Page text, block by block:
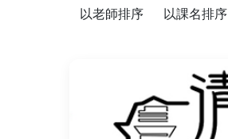
以老師排序 以課名排序